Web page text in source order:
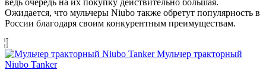
Ожидается, что мульчеры Niubo также обретут популярность в
России благодаря своим конкурентным преимуществам.
Мульчер тракторный
Niubo Tanker